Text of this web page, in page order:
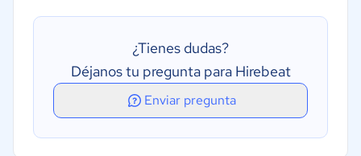
Programación de entrevistas
Publicación de ofertas de empleo
Recursos humanos internos
¿Tienes dudas?
Déjanos tu pregunta para Hirebeat
Enviar pregunta